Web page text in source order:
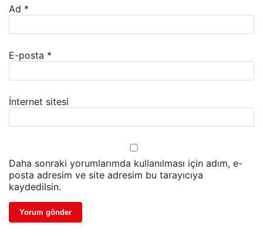
Ad *
E-posta *
İnternet sitesi
Daha sonraki yorumlarımda kullanılması için adım, e-
posta adresim ve site adresim bu tarayıcıya
kaydedilsin.